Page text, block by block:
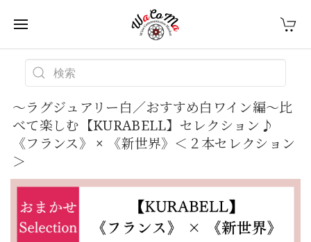
～ラグジュアリー白／おすすめ白ワイン編～比
べて楽しむ【KURABELL】セレクション♪
《フランス》 × 《新世界》＜２本セレクション
＞